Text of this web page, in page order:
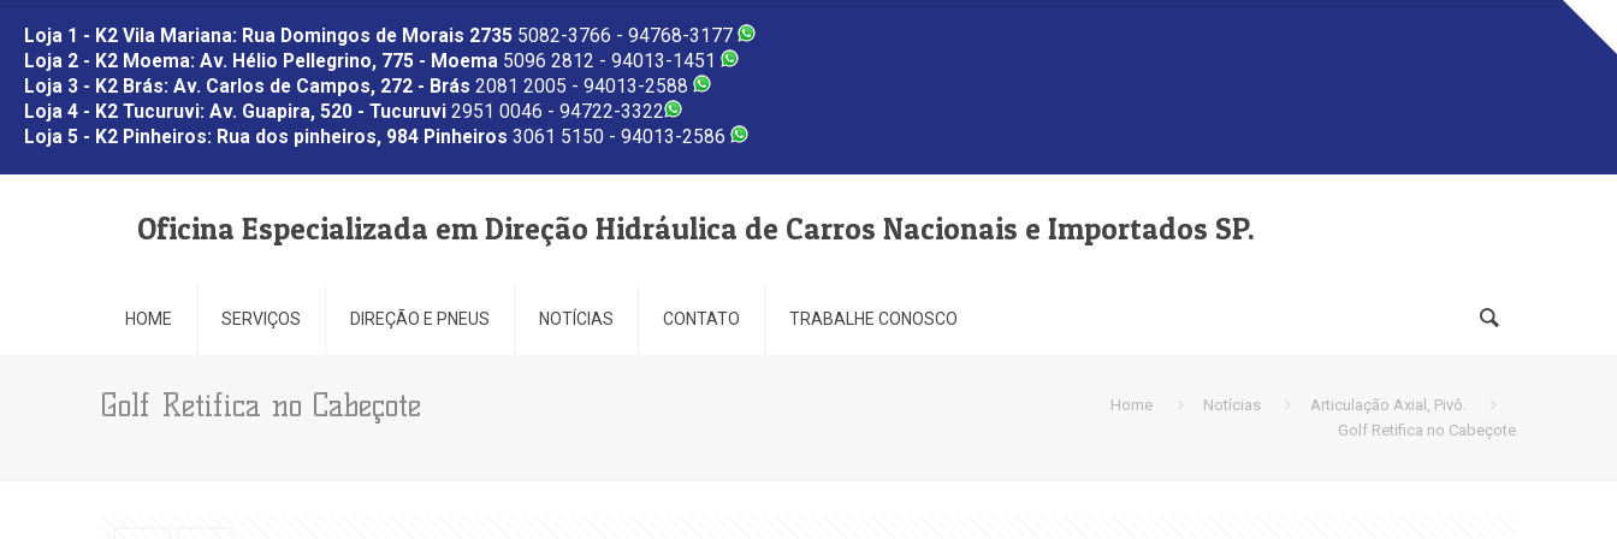
Loja 1 - K2 Vila Mariana: Rua Domingos de Morais 2735 5082-3766 - 94768-3177
Loja 2 - K2 Moema: Av. Hélio Pellegrino, 775 - Moema 5096 2812 - 94013-1451
Loja 3 - K2 Brás: Av. Carlos de Campos, 272 - Brás 2081 2005 - 94013-2588
Loja 4 - K2 Tucuruvi: Av. Guapira, 520 - Tucuruvi 2951 0046 - 94722-3322
Loja 5 - K2 Pinheiros: Rua dos pinheiros, 984 Pinheiros 3061 5150 - 94013-2586
Oficina Especializada em Direção Hidráulica de Carros Nacionais e Importados SP.
HOME SERVIÇOS DIREÇÃO E PNEUS NOTÍCIAS CONTATO TRABALHE CONOSCO
Golf Retifica no Cabeçote Home Notícias
Articulação Axial, Pivô.
Golf Retifica no Cabeçote